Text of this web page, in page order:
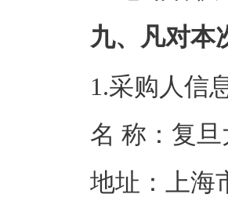
九、凡对本
1.采购人信
名 称
地址：